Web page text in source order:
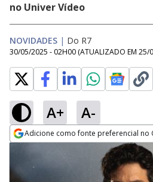
no Univer Vídeo
NOVIDADES | Do R7
30/05/2025 - 02H00 (ATUALIZADO EM 25/
A+ A-
Adicione como fonte preferencial no
Opens in new window